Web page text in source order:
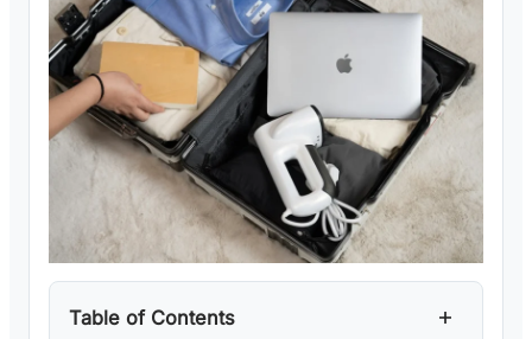
Table of Contents +